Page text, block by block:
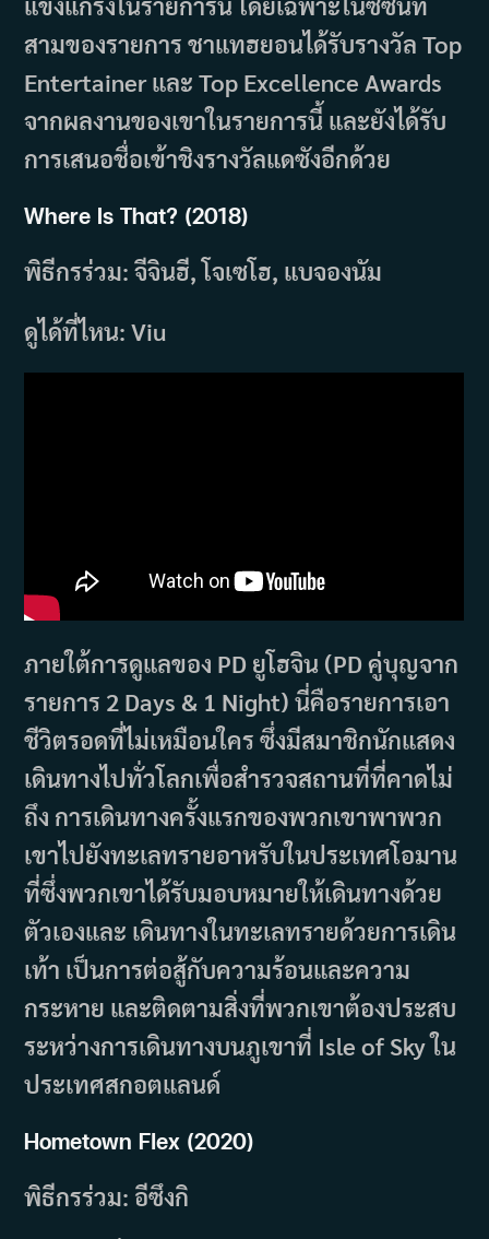
สามของรายการ ชาแทฮยอนได้รับรางวัล Top
Entertainer และ Top Excellence Awards
จากผลงานของเขาในรายการนี้ และยังได้รับ
การเสนอชื่อเข้าชิงรางวัลแดซังอีกด้วย
Where Is That? (2018)
พิธีกรร่วม: จีจินฮี, โจเซโฮ, แบจองนัม
ดูได้ที่ไหน: Viu
ภายใต้การดูแลของ PD ยูโฮจิน (PD คู่บุญจาก
รายการ 2 Days & 1 Night) นี่คือรายการเอา
ชีวิตรอดที่ไม่เหมือนใคร ซึ่งมีสมาชิกนักแสดง
เดินทางไปทั่วโลกเพื่อสำรวจสถานที่ที่คาดไม่
ถึง การเดินทางครั้งแรกของพวกเขาพาพวก
เขาไปยังทะเลทรายอาหรับในประเทศโอมาน
ที่ซึ่งพวกเขาได้รับมอบหมายให้เดินทางด้วย
ตัวเองและ เดินทางในทะเลทรายด้วยการเดิน
เท้า เป็นการต่อสู้กับความร้อนและความ
กระหาย และติดตามสิ่งที่พวกเขาต้องประสบ
ระหว่างการเดินทางบนภูเขาที่ Isle of Sky ใน
ประเทศสกอตแลนด์
Hometown Flex (2020)
พิธีกรร่วม: อีซึงกิ